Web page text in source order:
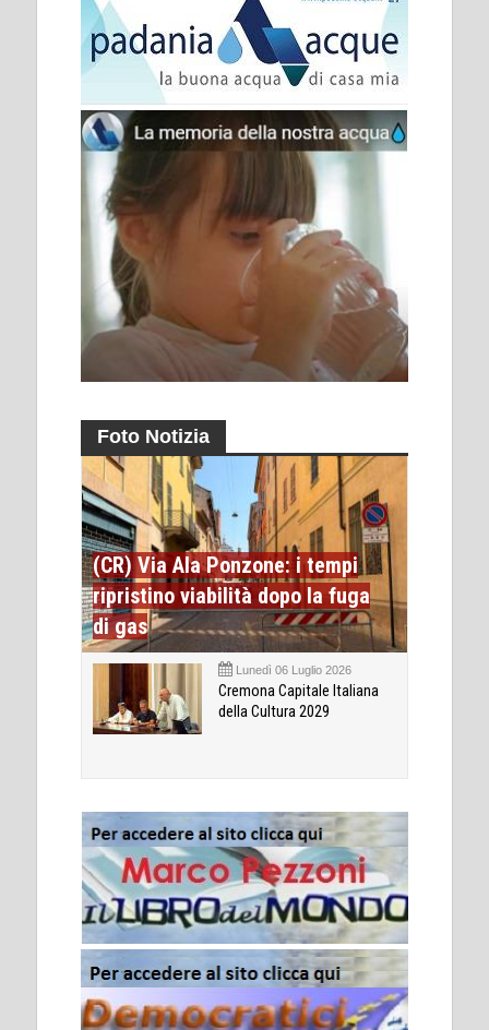
Foto Notizia
(CR) Via Ala Ponzone: i tempi
ripristino viabilità dopo la fuga
di gas
Lunedì 06 Luglio 2026
Cremona Capitale Italiana
della Cultura 2029